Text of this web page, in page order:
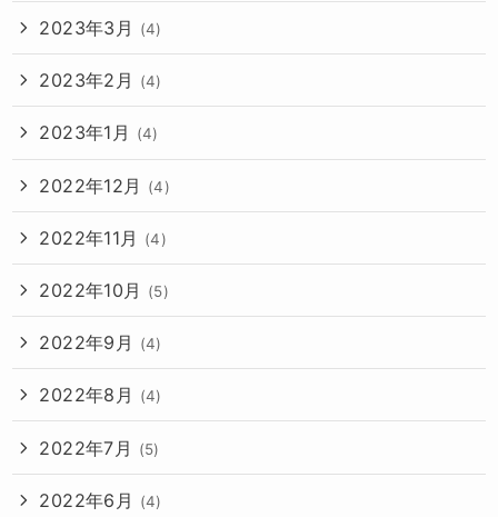
2023年3月 (4)
2023年2月 (4)
2023年1月 (4)
2022年12月 (4)
2022年11月 (4)
2022年10月 (5)
2022年9月 (4)
2022年8月 (4)
2022年7月 (5)
2022年6月 (4)